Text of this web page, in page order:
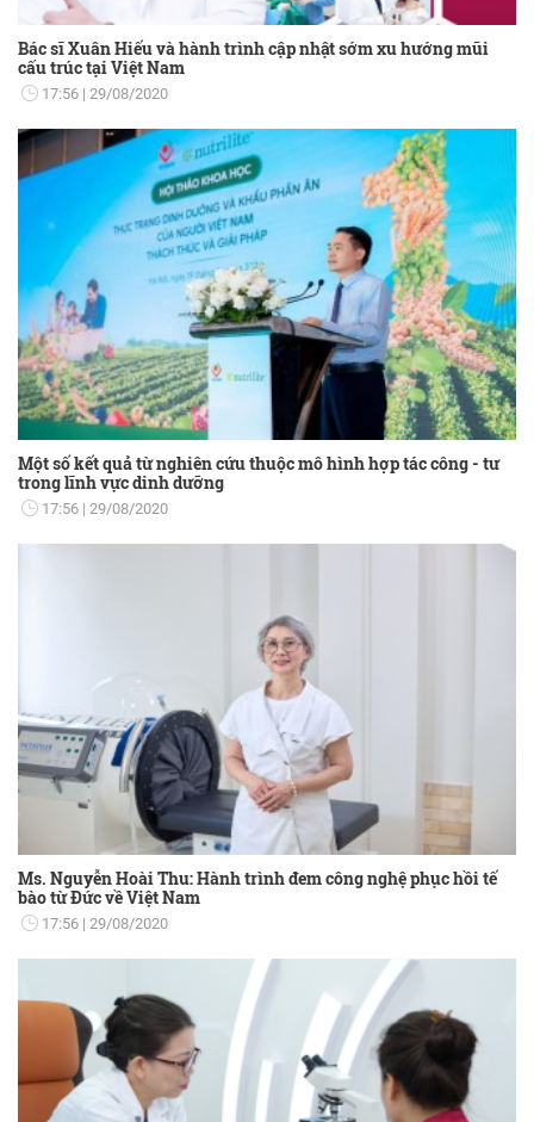
Bác sĩ Xuân Hiếu và hành trình cập nhật sớm xu hướng mũi
cấu trúc tại Việt Nam
17:56 29/08/2020
Một số kết quả từ nghiên cứu thuộc mô hình hợp tác công - tư
trong lĩnh vực dinh dưỡng
17:56 29/08/2020
Ms. Nguyễn Hoài Thu: Hành trình đem công nghệ phục hồi tế
bào từ Đức về Việt Nam
17:56 29/08/2020